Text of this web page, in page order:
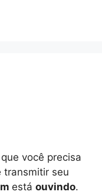
você precisa
transmitir seu
está ouvindo.